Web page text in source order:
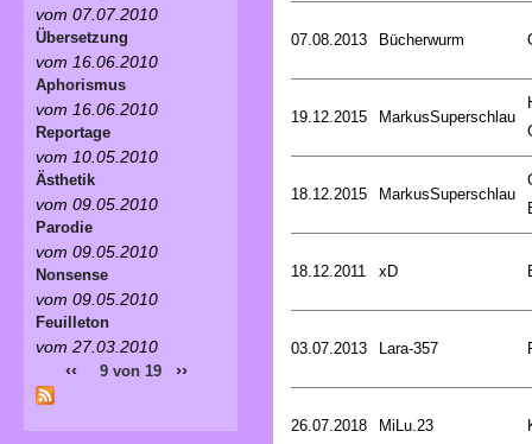
07.08.2013 Bücherwurm
19.12.2015 MarkusSuperschlau
18.12.2015 MarkusSuperschlau
18.12.2011 xD
03.07.2013 Lara-357
26.07.2018 MiLu.23
vom 07.07.2010
Übersetzung
vom 16.06.2010
Aphorismus
vom 16.06.2010
Reportage
vom 10.05.2010
Ästhetik
vom 09.05.2010
Parodie
vom 09.05.2010
Nonsense
vom 09.05.2010
Feuilleton
vom 27.03.2010
‹‹ 9 von 19 ››